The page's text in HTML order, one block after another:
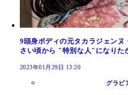
9頭身ボディの元タカラジェン
さい頃から "特別な人"になりた
2023年01月29日 13:20
グラビ